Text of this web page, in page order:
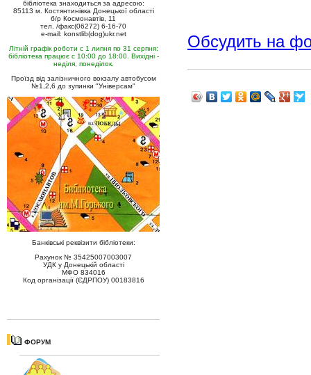
бібліотека знаходиться за адресою:
85113 м. Костянтинівка Донецької області
б/р Космонавтів, 11
тел. /факс(06272) 6-16-70
e-mail: konstlib(dog)ukr.net
Літній графік роботи с 1 липня по 31 серпня:
бібліотека працює с 10:00 до 18:00. Вихідні -
неділя, понеділок.
Проїзд від залізничного вокзалу автобусом
№1,2,6 до зупинки "Універсам"
Банківські реквізити бібліотеки:
Рахунок № 35425007003007
УДК у Донецькій області
МФО 834016
Код організації (ЄДРПОУ) 00183816
ФОРУМ
Обсудить на